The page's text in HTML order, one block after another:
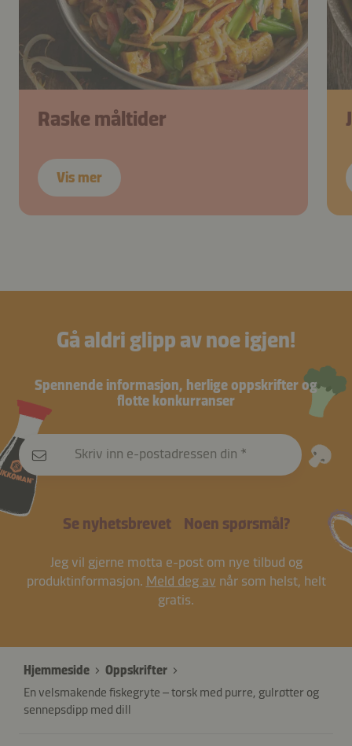
Raske måltider
Vis mer
Gå aldri glipp av noe igjen!
Spennende informasjon, herlige oppskrifter og
flotte konkurranser
Skriv inn e-postadressen din
Se nyhetsbrevet Noen spørsmål?
Jeg vil gjerne motta e-post om nye tilbud og
produktinformasjon. Meld deg av når som helst, helt
gratis.
Hjemmeside
Oppskrifter
En velsmakende fiskegryte – torsk med purre, gulrøtter og
sennepsdipp med dill